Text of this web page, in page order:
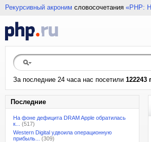
Рекурсивный акроним словосочетания «PHP:
За последние 24 часа нас посетили 122243
Последние
На фоне дефицита DRAM Apple обратилась
к...
(517)
Western Digital удвоила операционную
прибыль...
(309)